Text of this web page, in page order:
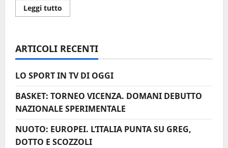
Leggi tutto
di
GARDA
TRENTINO
HALF
ISCRIZIONI
APERTE
DAL
6
MARZO
ARTICOLI RECENTI
LO SPORT IN TV DI OGGI
BASKET: TORNEO VICENZA. DOMANI DEBUTTO
NAZIONALE SPERIMENTALE
NUOTO: EUROPEI. L’ITALIA PUNTA SU GREG,
DOTTO E SCOZZOLI